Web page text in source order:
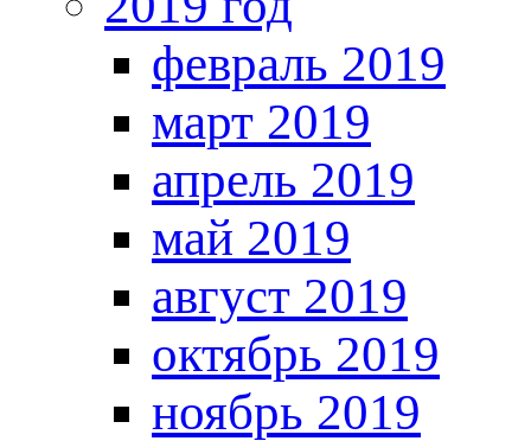
февраль 2019
март 2019
апрель 2019
май 2019
август 2019
октябрь 2019
ноябрь 2019